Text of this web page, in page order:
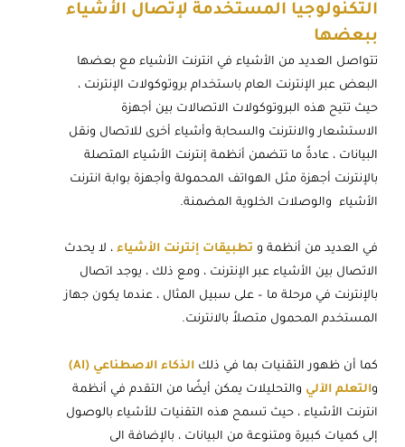
التكنولوجيا المستخدمة لإتصال الأشياء
ببعضها
تتواصل العديد من الأشياء في انترنت الأشياء مع بعضها
البعض عبر الإنترنت العام باستخدام بروتوكولات الإنترنت ،
حيث تتيح هذه البروتوكولات الاتصالات بين أجهزة
الاستشعار والانترنت والسحابة وأشياء أخرى للاتصال ونقل
البيانات ، عادةً ما تتضمن أنظمة إنترنت الأشياء المتصلة
بالإنترنت أجهزة مثل الهواتف المحمولة وأجهزة بوابة انترنت
الأشياء والوصلات الخلوية المضمنة.
في العديد من أنظمة و تطبيقات إنترنت الأشياء ، لا يحدث
الاتصال بين الأشياء عبر الإنترنت ، ومع ذلك ، يوجد اتصال
بالإنترنت في مرحلة ما – على سبيل المثال ، عندما يكون جهاز
المستخدم المحمول متصلاً بالانترنت.
كما أن ظهور التقنيات بما في ذلك الذكاء الاصطناعي (AI)
والتعلم الآلي والتحليلات يمكن أيضًا من التقدم في أنظمة
انترنت الأشياء ، حيث تسمح هذه التقنيات للأشياء بالوصول
إلى كميات كبيرة ومتنوعة من البيانات ، بالإضافة الى